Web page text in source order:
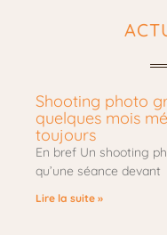
Shooting photo
quelques mois
toujours
En bref Un shooting
qu’une séance devant
Lire la suite »